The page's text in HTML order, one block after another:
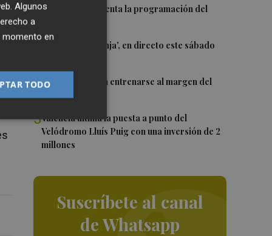
2El Valencia presenta la programación del
El 'Trofeu Taronja', en directo este sábado
4Almeida vuelve a entrenarse al margen del
grupo
5València ultima la puesta a punto del
Velódromo Lluís Puig con una inversión de 2
millones
Suscríbete al canal
de Whatsapp
Algunos
a
momento en
TODO